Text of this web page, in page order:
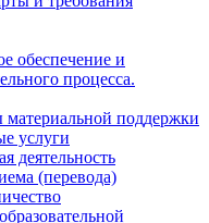
обеспечение и
процесса.
поддержки
услуги
деятельность
(перевода)